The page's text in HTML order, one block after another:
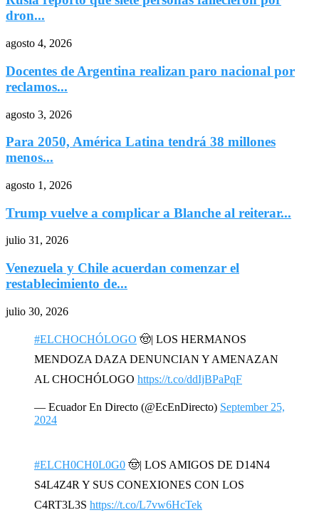
dron...
agosto 4, 2026
Docentes de Argentina realizan paro nacional por
reclamos...
agosto 3, 2026
Para 2050, América Latina tendrá 38 millones
menos...
agosto 1, 2026
Trump vuelve a complicar a Blanche al reiterar...
julio 31, 2026
Venezuela y Chile acuerdan comenzar el
restablecimiento de...
julio 30, 2026
#ELCHOCHÓLOGO 🤠| LOS HERMANOS
MENDOZA DAZA DENUNCIAN Y AMENAZAN
AL CHOCHÓLOGO https://t.co/ddIjBPaPqF
— Ecuador En Directo (@EcEnDirecto) September 25,
2024
#ELCH0CH0L0G0 🤠| LOS AMIGOS DE D14N4
S4L4Z4R Y SUS CONEXIONES CON LOS
C4RT3L3S https://t.co/L7vw6HcTek